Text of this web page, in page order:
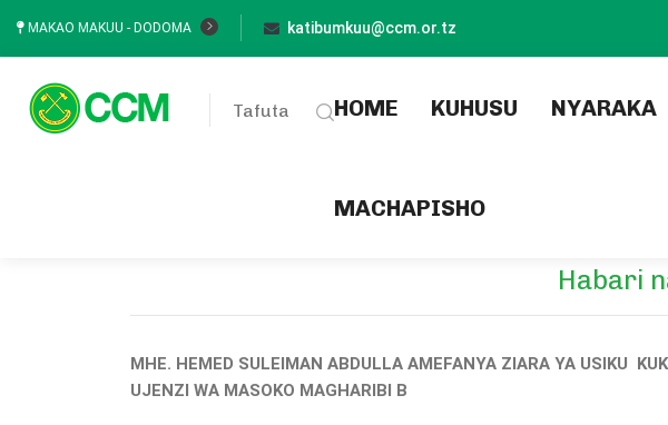
MAKAO MAKUU - DODOMA katibumkuu@ccm.or.tz
Tafuta HOME(current)
KUHUSU NYARAKA
MACHAPISHO
Habari
MHE. HEMED SULEIMAN ABDULLA AMEFANYA ZIARA YA USIKU
UJENZI WA MASOKO MAGHARIBI B